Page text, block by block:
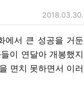
2018.03.30.
에서 큰 성공을 거둔
이 연달아 개봉했지
면치 못하면서 이러